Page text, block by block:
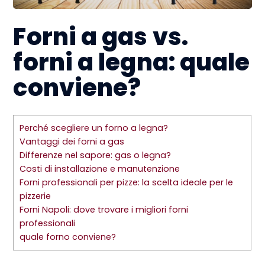
Forni a gas vs.
forni a legna: quale
conviene?
Perché scegliere un forno a legna?
Vantaggi dei forni a gas
Differenze nel sapore: gas o legna?
Costi di installazione e manutenzione
Forni professionali per pizze: la scelta ideale per le
pizzerie
Forni Napoli: dove trovare i migliori forni
professionali
quale forno conviene?